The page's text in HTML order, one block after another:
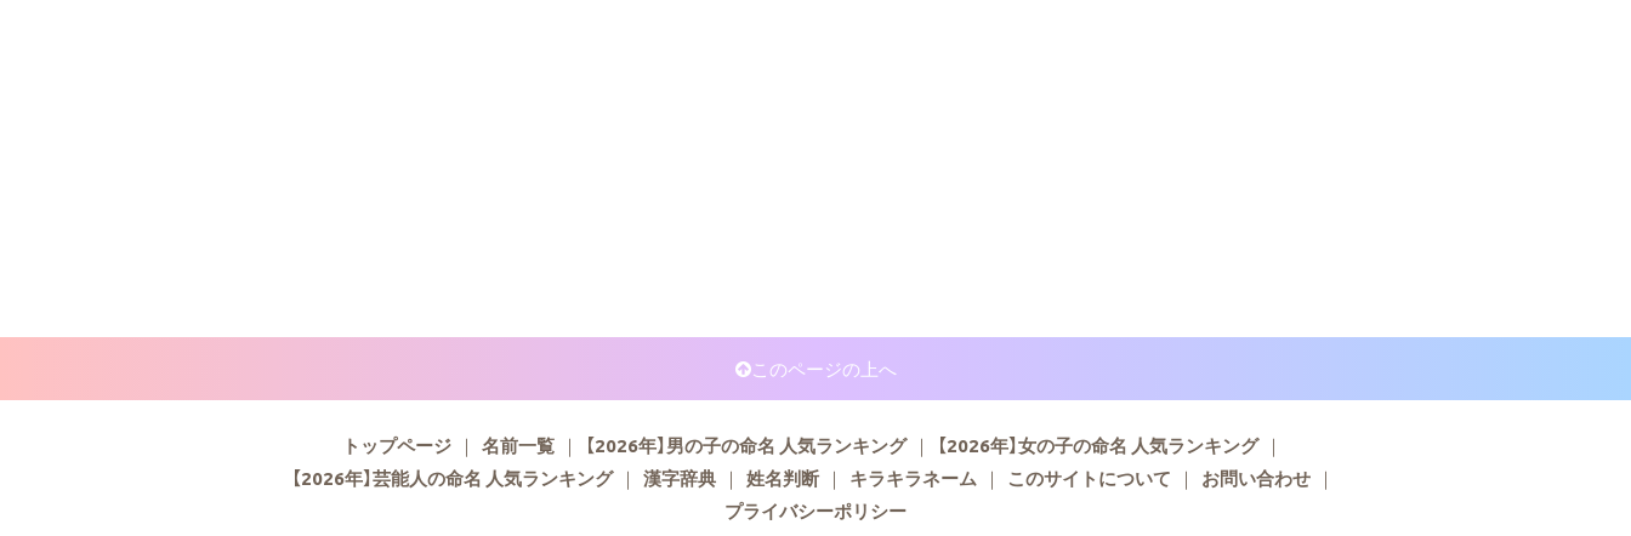
このページの上へ
トップページ 名前一覧 【2026年】男の子の命名 人気ランキング
【2026年】女の子の命名 人気ランキング
【2026年】芸能人の命名 人気ランキング
漢字辞典 姓名判断 キラキラネーム このサイトについて
お問い合わせ
プライバシーポリシー